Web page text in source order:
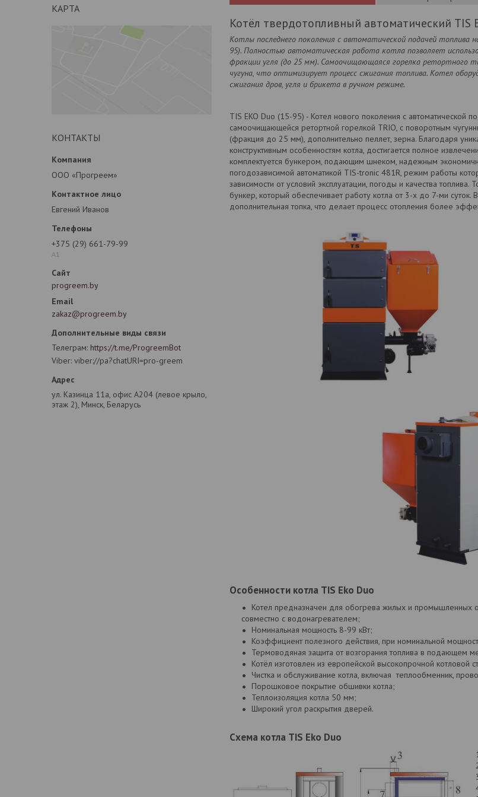
КАРТА
КОНТАКТЫ
ООО «Прогреем»
Евгений Иванов
+375 (29) 661-79-99
А1
progreem.by
zakaz@progreem.by
Телеграм https://t.me/ProgreemBot
Viber viber://pa?chatURI=pro-greem
ул. Казинца 11а, офис А204 (левое крыло,
этаж 2), Минск, Беларусь
Котёл твердотопливный автоматический TIS
Котлы последнего поколения с автоматической подачей топлива
95). Полностью автоматическая работа котла позволяет
фракции угля (до 25 мм). Самоочищающаяся горелка ретортного
чугуна, что оптимизирует процесс сжигания топлива. Котел
сжигания дров, угля и брикета в ручном режиме.
TIS EKO Duo (15-95) - Котел нового поколения с автоматической
самоочищающейся ретортной горелкой TRIO, с поворотным
(фракция до 25 мм), дополнительно пеллет, зерна. Благодаря
конструктивным особенностям котла, достигается полное
комплектуется бункером, подающим шнеком, надежным
погодозависимой автоматикой TIS-tronic 481R, режим работы
зависимости от условий эксплуатации, погоды и качества
бункер, который обеспечивает работу котла от 3-х до 7-ми суток.
дополнительная топка, что делает процесс отопления более
Особенности котла TIS Eko Duo
Котел предназначен для обогрева жилых и промышленных
совместно с водонагревателем;
Номинальная мощность 8-99 кВт;
Коэффициент полезного действия, при номинальной
Термоводяная защита от возгорания топлива в подающем
Котёл изготовлен из европейской высокопрочной котловой
Чистка и обслуживание котла, включая теплообменник,
Порошковое покрытие обшивки котла;
Теплоизоляция котла 50 мм;
Широкий угол раскрытия дверей.
Схема котла TIS Eko Duo